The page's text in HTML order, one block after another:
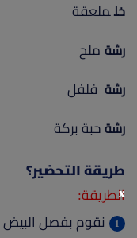
خل ملعقة
رشة ملح
رشة فلفل
رشة حبة بركة
طريقة التحضير؟
الطريقة:
نقوم بفصل البيض
x